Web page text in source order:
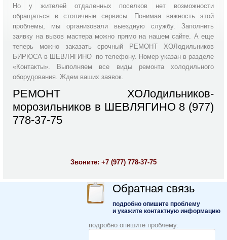
Но у жителей отдаленных поселков нет возможности
обращаться в столичные сервисы. Понимая важность этой
проблемы, мы организовали выездную службу. Заполнить
заявку на вызов мастера можно прямо на нашем сайте. А еще
теперь можно заказать срочный РЕМОНТ ХОЛодильников
БИРЮСА в ШЕВЛЯГИНО по телефону. Номер указан в разделе
«Контакты». Выполняем все виды ремонта холодильного
оборудования. Ждем ваших заявок.
РЕМОНТ ХОЛодильников-
морозильников в ШЕВЛЯГИНО 8 (977)
778-37-75
Звоните: +7 (977) 778-37-75
Обратная связь
подробно опишите проблему
и укажите контактную информацию
подробно опишите проблему: